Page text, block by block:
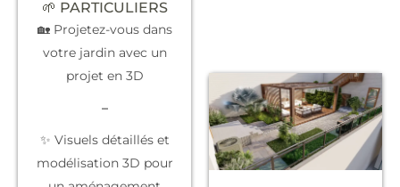
🌱 PARTICULIERS
🏡 Projetez-vous dans
votre jardin avec un
projet en 3D
–
✨ Visuels détaillés et
modélisation 3D pour